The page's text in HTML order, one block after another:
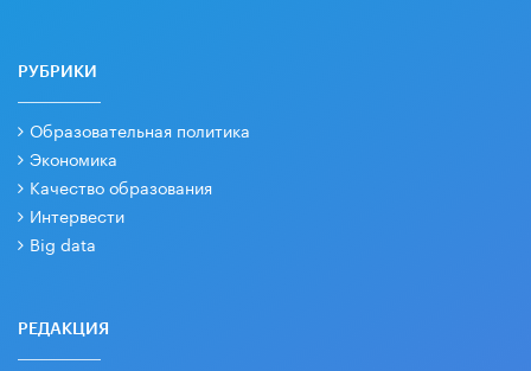
РУБРИКИ
Образовательная политика
Экономика
Качество образования
Интервести
Big data
РЕДАКЦИЯ